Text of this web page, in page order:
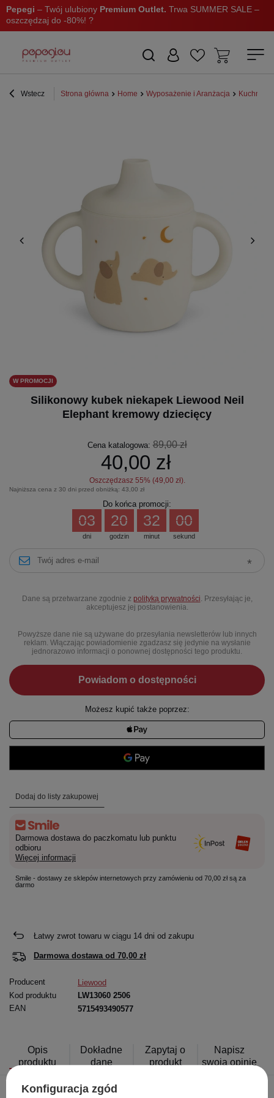
Pepegi – Twój ulubiony Premium Outlet. Trwa SUMMER SALE –
oszczędzaj do -80%! ?
Wstecz Strona główna Home Wyposażenie i Aranżacja Kuchnia i
W PROMOCJI
Silikonowy kubek niekapek Liewood Neil
Elephant kremowy dziecięcy
Cena katalogowa:89,00 zł
40,00 zł
Oszczędzasz 55% (49,00 zł).
Najniższa cena z 30 dni przed obniżką: 43,00 zł
Do końca promocji:
dni
03
godzin
20
minut
32
sekund
00
Dane są przetwarzane zgodnie z polityką prywatności . Przesyłając je,
akceptujesz jej postanowienia.
Powyższe dane nie są używane do przesyłania newsletterów lub innych
reklam. Włączając powiadomienie zgadzasz się jedynie na wysłanie
jednorazowo informacji o ponownej dostępności tego produktu.
Powiadom o dostępności
Możesz kupić także poprzez:
Dodaj do listy zakupowej
Darmowa dostawa do paczkomatu lub punktu
odbioru
Więcej informacji
Smile - dostawy ze sklepów internetowych przy zamówieniu od 70,00 zł są za
darmo
Łatwy zwrot towaru w ciągu 14 dni od zakupu
Darmowa dostawa od 70,00 zł
Producent
Liewood
Kod produktu
LW13060 2506
EAN
5715493490577
Opis
produktu
Dokładne
dane
Zapytaj o
produkt
Napisz
swoją opinię
Konfiguracja zgód